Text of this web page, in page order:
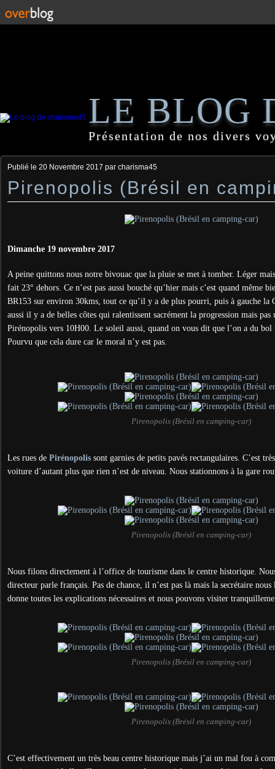
LE BLOG
Présentation de nos divers
Publié le 20 Novembre 2017 par charisma45
Pirenopolis (Brésil en
Dimanche 19 novembre 2017
A peine quittons nous notre bivouac que la pluie se met à tomber. Léger
fait 23° dehors. Ce n’est pas aussi bouché qu’hier mais c’est quand même
BR153 sur environ 30kms, tout ce qu’il y a de plus pourri, puis à gauche la
aussi il y a de belles côtes qui ralentissent sacrément la progression mais
Pirénopolis vers 10H00. Le soleil aussi, quand on vous dit que l’on a du bol
Pourvu que cela dure car le moral n’y est pas.
Pirenopolis (Brésil en camping-car)
Les rues de Pirénopolis sont garnies de petits pavés rectangulaires. C’est
voiture d’autant plus que rien n’est de niveau. Nous stationnons à la gare
Pirenopolis (Brésil en camping-car)
Nous filons directement à l’office de tourisme dans le centre historique.
directeur parle français. Pas de chance, il n’est pas là mais la secrétaire
donne toutes les explications nécessaires et nous pouvons visiter
Pirenopolis (Brésil en camping-car)
Pirenopolis (Brésil en camping-car)
C’est effectivement un très beau centre historique mais j’ai un mal fou à